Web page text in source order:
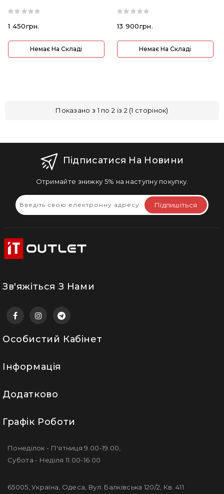
1 450грн.
Немає На Складі
13 900грн.
Немає На Складі
Показано з 1 по 2 із 2 (1 сторінок)
Підписатися На Новини
Отримайте знижку 5% на наступну покупку.
Підпишіться
Зв'яжіться З Нами
Особистий Кабінет
Інформація
Додатково
Графік Роботи
Понеділок - П'ятниця 9.00-19.00,
Субота - Неділя 11.00-16.00
65005, Україна, Одеса, Вул. Балківська 120/2, Кв. 411